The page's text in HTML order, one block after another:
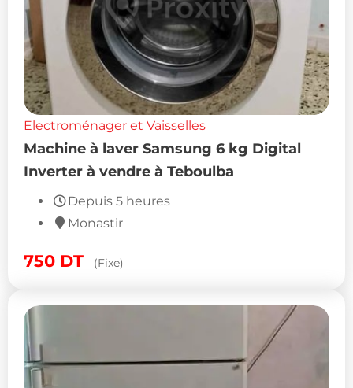
Electroménager et Vaisselles
Machine à laver Samsung 6 kg Digital
Inverter à vendre à Teboulba
Depuis 5 heures
Monastir
750 DT (Fixe)